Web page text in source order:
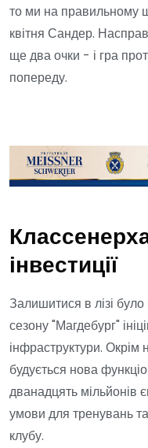
то ми на правильному
квітня Сандер.
ще два очки - і гра
попереду.
інвестиції
Залишитися в лізі
сезону "Магдебург"
інфраструктури. Окрім
будується нова
дванадцять мільйонів
умови для тренувань
клубу.